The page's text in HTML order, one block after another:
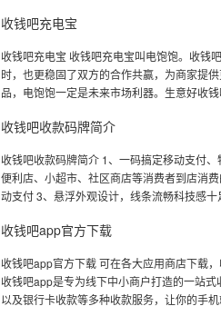
收钱吧充电宝
收钱吧充电宝 收钱吧充电宝叫电饱饱。收钱
时，也更稳固了双方的合作共赢，为商家提
品，电饱饱一定是未来市场利器。生意好收
收钱吧收款码牌简介
收钱吧收款码牌简介 1、一码搞定移动支付、
便利店、小超市、社区商店等消费者到店消
动支付 3、悬浮外观设计，线条流畅科技感
收钱吧app官方下载
收钱吧app官方下载 可在各大应用商店下载
收钱吧app是专为线下中小商户打造的一站
以及银行卡收款等多种收款服务，让你的手